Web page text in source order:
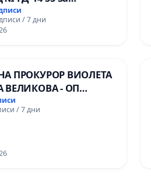
повече благотворителност
„Искам бебе“ вече
повече
за детене бива да зависи
мълчи.
ни, като подпишете тази
на
гимназия по
технологии в
/ 7 дни
ПРОКУРОР ВИОЛЕТА
ВЕЛИКОВА - ОП
/ 7 дни